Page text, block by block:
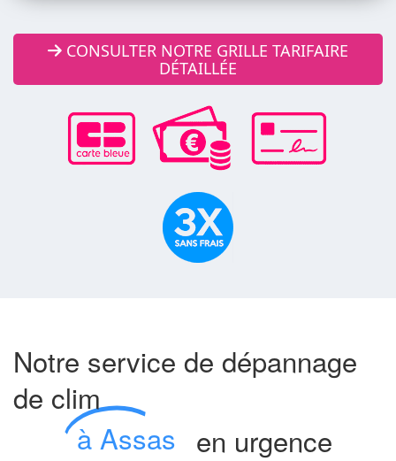
CONSULTER NOTRE GRILLE TARIFAIRE
DÉTAILLÉE
Notre service de dépannage
de clim
à Assas en urgence